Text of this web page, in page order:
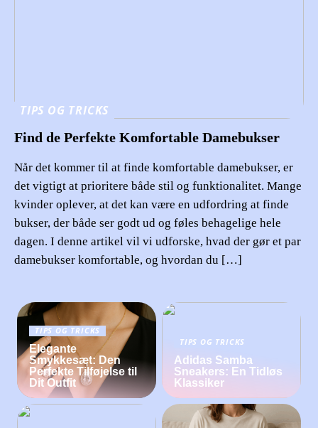
TIPS OG TRICKS
Find de Perfekte Komfortable Damebukser
Når det kommer til at finde komfortable damebukser, er
det vigtigt at prioritere både stil og funktionalitet. Mange
kvinder oplever, at det kan være en udfordring at finde
bukser, der både ser godt ud og føles behagelige hele
dagen. I denne artikel vil vi udforske, hvad der gør et par
damebukser komfortable, og hvordan du […]
TIPS OG TRICKS
Elegante
Smykkesæt: Den
Perfekte Tilføjelse til
Dit Outfit
TIPS OG TRICKS
Adidas Samba
Sneakers: En Tidløs
Klassiker